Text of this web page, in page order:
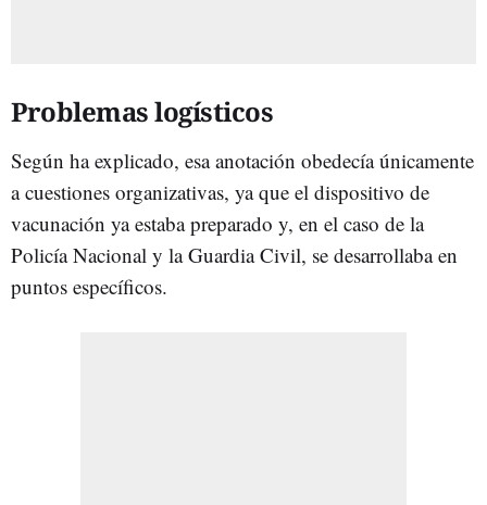
Problemas logísticos
Según ha explicado, esa anotación obedecía únicamente
a cuestiones organizativas, ya que el dispositivo de
vacunación ya estaba preparado y, en el caso de la
Policía Nacional y la Guardia Civil, se desarrollaba en
puntos específicos.